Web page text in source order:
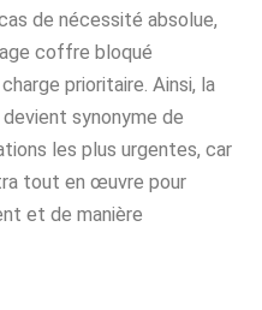
de nécessité absolue,
coffre bloqué
prioritaire. Ainsi, la
synonyme de
les plus urgentes, car
tout en œuvre pour
et de manière